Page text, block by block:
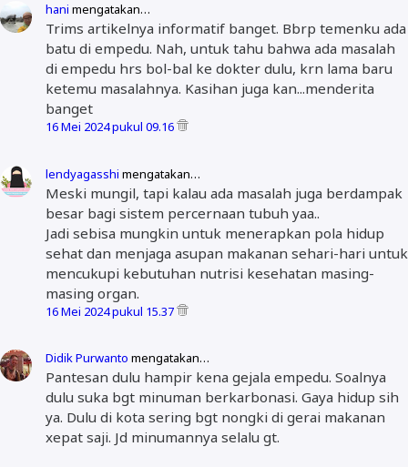
hani mengatakan…
Trims artikelnya informatif banget. Bbrp temenku ada
batu di empedu. Nah, untuk tahu bahwa ada masalah
di empedu hrs bol-bal ke dokter dulu, krn lama baru
ketemu masalahnya. Kasihan juga kan...menderita
banget
16 Mei 2024 pukul 09.16
lendyagasshi mengatakan…
Meski mungil, tapi kalau ada masalah juga berdampak
besar bagi sistem percernaan tubuh yaa..
Jadi sebisa mungkin untuk menerapkan pola hidup
sehat dan menjaga asupan makanan sehari-hari untuk
mencukupi kebutuhan nutrisi kesehatan masing-
masing organ.
16 Mei 2024 pukul 15.37
Didik Purwanto mengatakan…
Pantesan dulu hampir kena gejala empedu. Soalnya
dulu suka bgt minuman berkarbonasi. Gaya hidup sih
ya. Dulu di kota sering bgt nongki di gerai makanan
xepat saji. Jd minumannya selalu gt.